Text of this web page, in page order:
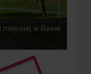
miejskiej w Rawie